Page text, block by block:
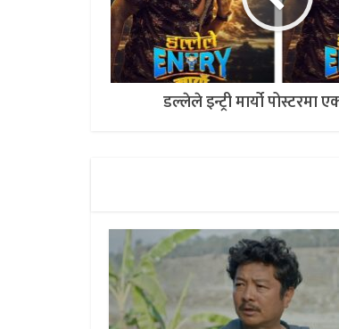
डल्लेले इन्ट्री मार्यो पोस्टरमा